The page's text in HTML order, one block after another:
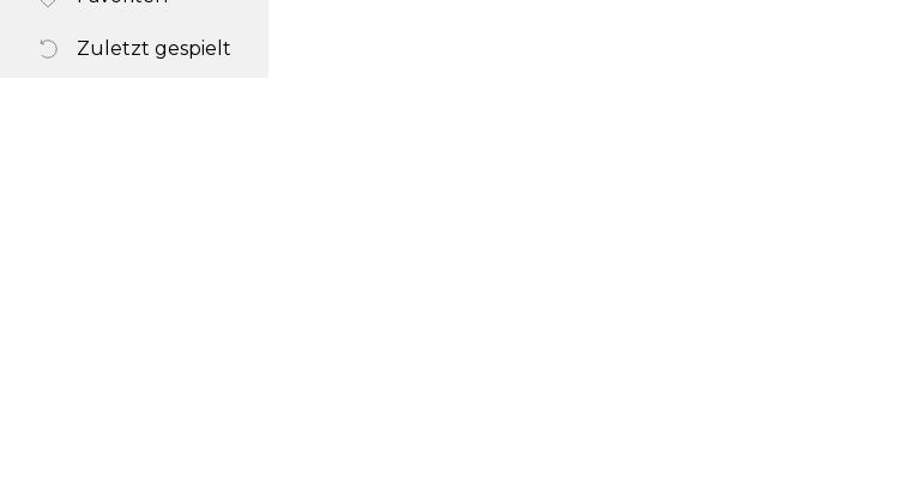
Zuletzt gespielt